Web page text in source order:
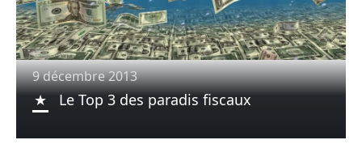
9 décembre 2013
Le Top 3 des paradis fiscaux